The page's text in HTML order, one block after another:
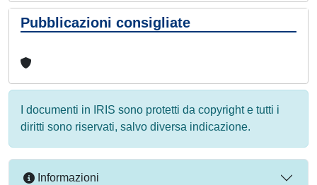
Pubblicazioni consigliate
I documenti in IRIS sono protetti da copyright e tutti i
diritti sono riservati, salvo diversa indicazione.
Informazioni